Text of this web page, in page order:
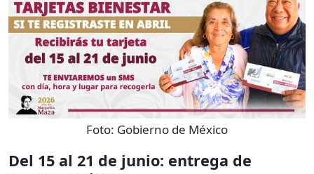
Foto: Gobierno de México
Del 15 al 21 de junio: entrega de